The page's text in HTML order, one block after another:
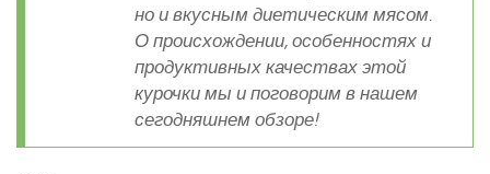
Другие птицы
Гуси
Индюки
Перепела
но и вкусным диетическим мясом.
О происхождении, особенностях и
продуктивных качествах этой
курочки мы и поговорим в нашем
сегодняшнем обзоре!